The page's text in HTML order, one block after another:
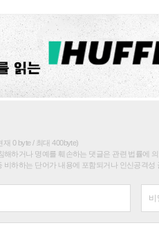
0 byte / 최대 400byte)
해하거나 명예를 훼손하는 댓글은 관련 법률에
비하하는 단어가 내용에 포함되거나 인신공격성